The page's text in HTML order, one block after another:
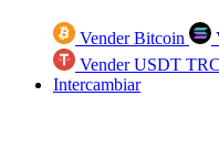
Vender Bitcoin
Vender USDT
Intercambiar